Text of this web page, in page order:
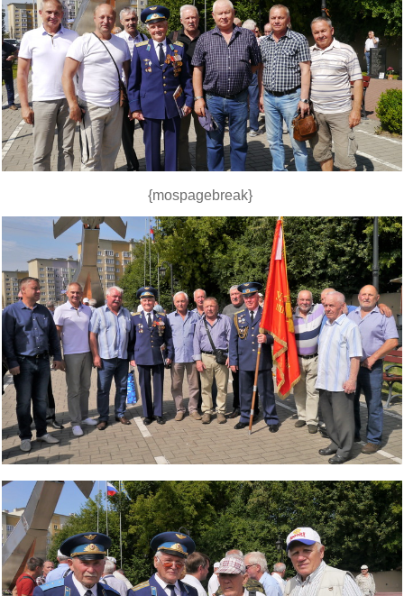
{mospagebreak}